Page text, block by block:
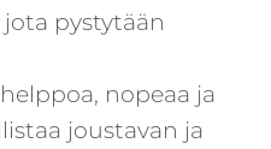
pystytään
nopeaa ja
joustavan ja